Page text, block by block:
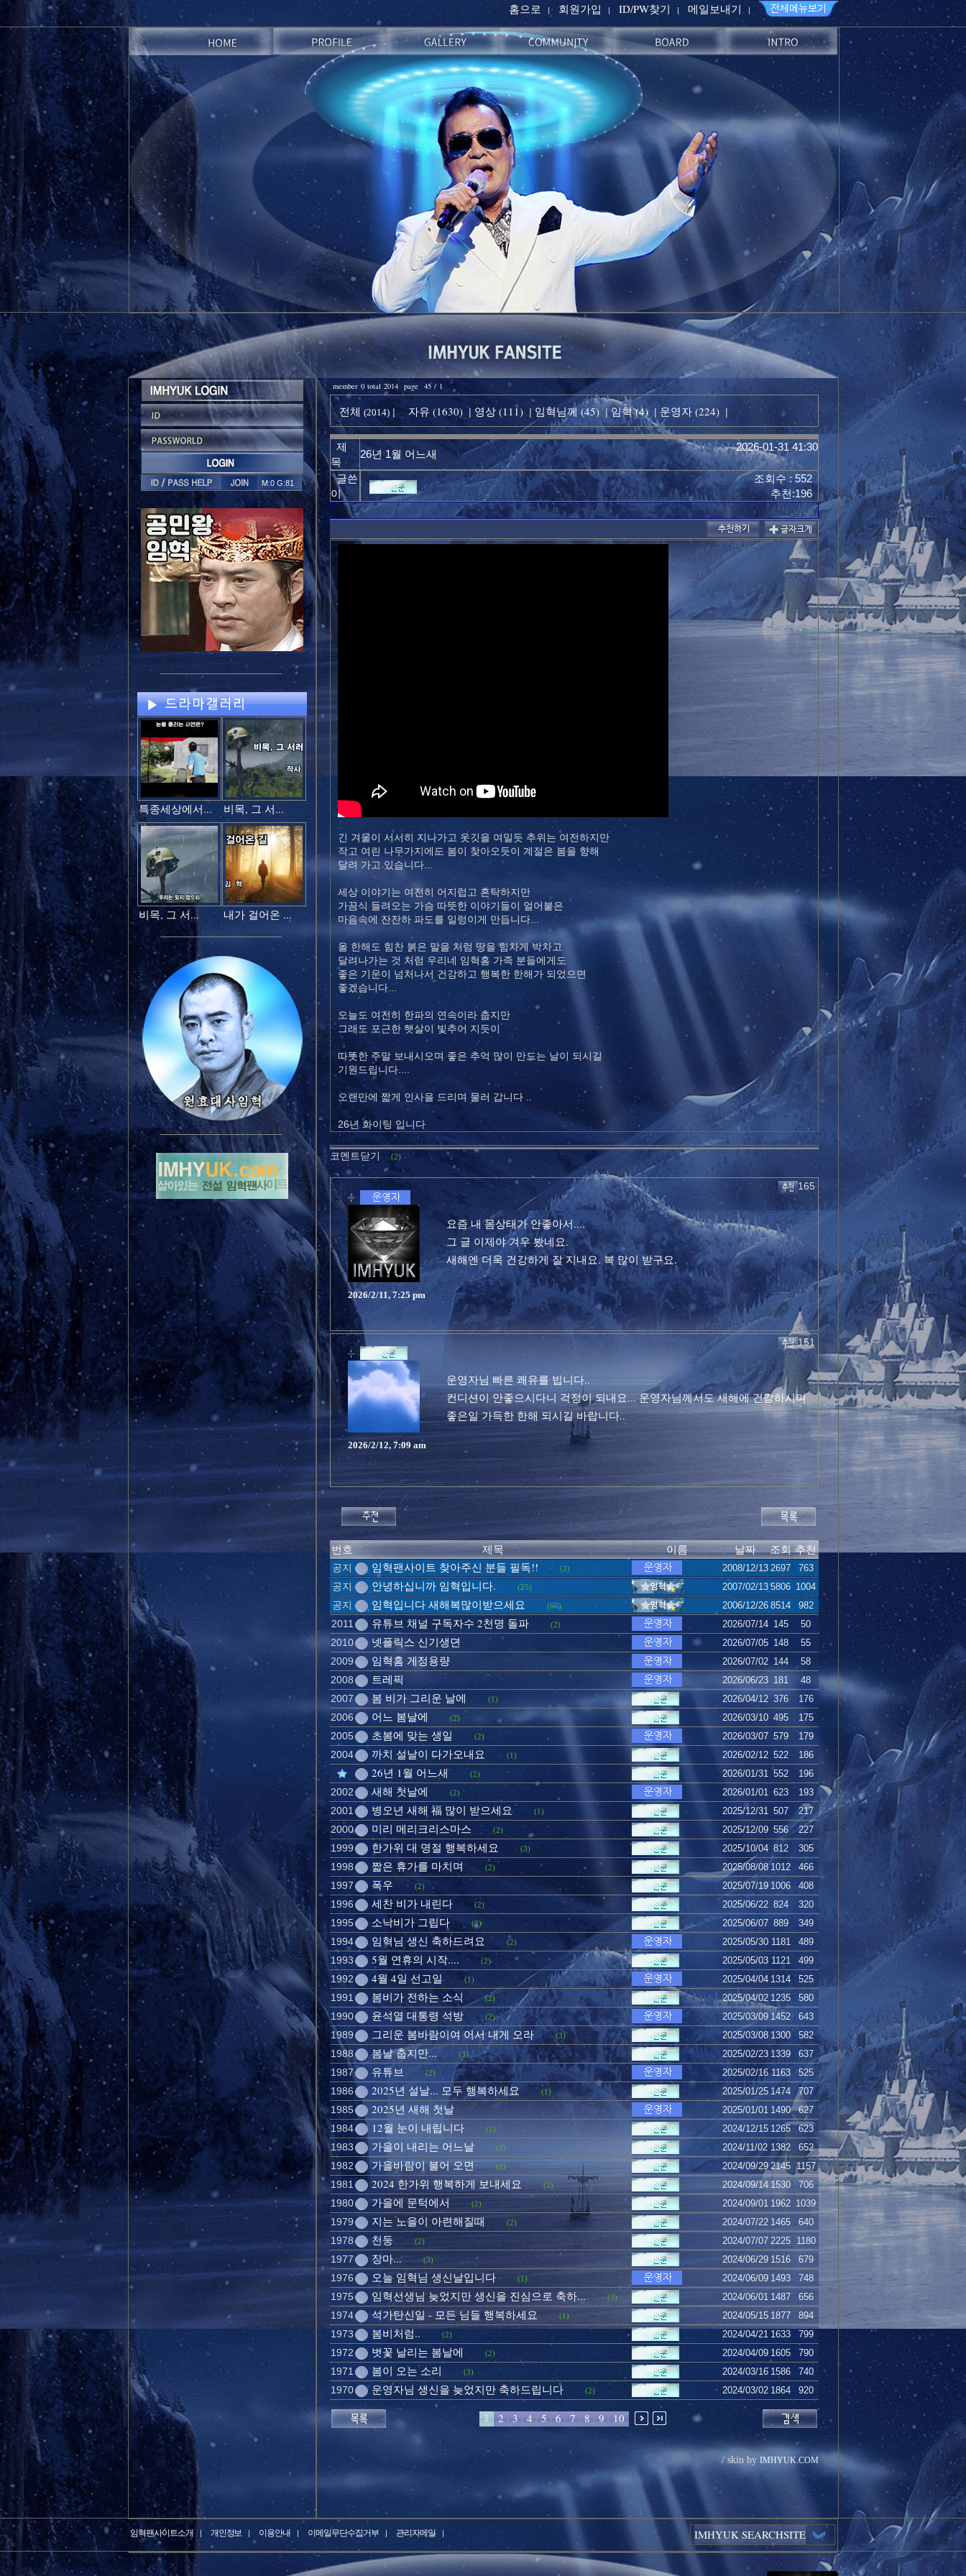
홈으로 회원가입 ID/PW찾기 메일보내기
M:0 G:81
특종세상에서... 비목, 그 서...
비목, 그 서... 내가 걸어온 ...
member 0 total 2014 page 45 / 1
전체 (2014)| 자유 (1630) | 영상 (111) | 임혁님께 (45) | 임혁 (4) | 운영자 (224) |
제
목
26년 1월 어느새
2026-01-31 41:30
글쓴
이
조회수 : 552
추천:196
긴 겨울이 서서히 지나가고 옷깃을 여밀듯 추위는 여전하지만
작고 여린 나무가지에도 봄이 찾아오듯이 계절은 봄을 향해
달려 가고 있습니다...
세상 이야기는 여전히 어지럽고 혼탁하지만
가끔식 들려오는 가슴 따뜻한 이야기들이 얼어붙은
마음속에 잔잔하 파도를 일렁이게 만듭니다...
올 한해도 힘찬 붉은 말을 처럼 땅을 힘차게 박차고
달려나가는 것 처럼 우리네 임혁홈 가족 분들에게도
좋은 기운이 넘처나서 건강하고 행복한 한해가 되었으면
좋겠습니다...
오늘도 여전히 한파의 연속이라 춥지만
그래도 포근한 햇살이 빛추어 지듯이
따뜻한 주말 보내시오며 좋은 추억 많이 만드는 날이 되시길
기원드립니다....
오랜만에 짧게 인사을 드리며 물러 갑니다 ..
26년 화이팅 입니다
코멘트닫기 (2)
2026/2/11, 7:25 pm
165
요즘 내 몸상태가 안좋아서....
그 글 이제야 겨우 봤네요.
새해엔 더욱 건강하게 잘 지내요. 복 많이 받구요.
2026/2/12, 7:09 am
151
운영자님 빠른 쾌유를 빕니다..
컨디션이 안좋으시다니 걱정이 되내요... 운영자님께서도 새해에 건강하시며
좋은일 가득한 한해 되시길 바랍니다..
번호 제목 이름 날짜 조회 추천
공지 임혁팬사이트 찾아주신 분들 필독!! (2) 2008/12/13 2697 763
공지 안녕하십니까 임혁입니다. (25) 2007/02/13 5806 1004
공지 임혁입니다 새해복많이받으세요 (66) 2006/12/26 8514 982
2011 유튜브 채널 구독자수 2천명 돌파 (2) 2026/07/14 145 50
2010 넷플릭스 신기생뎐 2026/07/05 148 55
2009 임혁홈 게정용량 2026/07/02 144 58
2008 트레픽 2026/06/23 181 48
2007 봄 비가 그리운 날에 (1) 2026/04/12 376 176
2006 어느 봄날에 (2) 2026/03/10 495 175
2005 초봄에 맞는 생일 (2) 2026/03/07 579 179
2004 까치 설날이 다가오내요 (1) 2026/02/12 522 186
26년 1월 어느새 (2) 2026/01/31 552 196
2002 새해 첫날에 (2) 2026/01/01 623 193
2001 병오년 새해 福 많이 받으세요 (1) 2025/12/31 507 217
2000 미리 메리크리스마스 (2) 2025/12/09 556 227
1999 한가위 대 명절 행복하세요 (3) 2025/10/04 812 305
1998 짧은 휴가를 마치며 (2) 2025/08/08 1012 466
1997 폭우 (2) 2025/07/19 1006 408
1996 세찬 비가 내린다 (2) 2025/06/22 824 320
1995 소낙비가 그립다 (2) 2025/06/07 889 349
1994 임혁님 생신 축하드려요 (2) 2025/05/30 1181 489
1993 5월 연휴의 시작.... (2) 2025/05/03 1121 499
1992 4월 4일 선고일 (1) 2025/04/04 1314 525
1991 봄비가 전하는 소식 (2) 2025/04/02 1235 580
1990 윤석열 대통령 석방 (2) 2025/03/09 1452 643
1989 그리운 봄바람이여 어서 내게 오라 (3) 2025/03/08 1300 582
1988 봄날 춥지만... (3) 2025/02/23 1339 637
1987 유튜브 (2) 2025/02/16 1163 525
1986 2025년 설날... 모두 행복하세요 (1) 2025/01/25 1474 707
1985 2025년 새해 첫날 2025/01/01 1490 627
1984 12월 눈이 내립니다 (1) 2024/12/15 1265 623
1983 가을이 내리는 어느날 (2) 2024/11/02 1382 652
1982 가을바람이 불어 오면 (2) 2024/09/29 2145 1157
1981 2024 한가위 행복하게 보내세요 (2) 2024/09/14 1530 706
1980 가을에 문턱에서 (2) 2024/09/01 1962 1039
1979 지는 노을이 아련해질때 (2) 2024/07/22 1465 640
1978 천둥 (2) 2024/07/07 2225 1180
1977 장마... (3) 2024/06/29 1516 679
1976 오늘 임혁님 생신날입니다 (1) 2024/06/09 1493 748
1975 임혁선생님 늦었지만 생신을 진심으로 축하... (3) 2024/06/01 1487 656
1974 석가탄신일 - 모든 님들 행복하세요 (1) 2024/05/15 1877 894
1973 봄비처럼.. (2) 2024/04/21 1633 799
1972 벗꽃 날리는 봄날에 (2) 2024/04/09 1605 790
1971 봄이 오는 소리 (3) 2024/03/16 1586 740
1970 운영자님 생신을 늦었지만 축하드립니다 (2) 2024/03/02 1864 920
1 2 3 4 5 6 7 8 9 10
/ skin by IMHYUK.COM
임혁팬사이트소개 개인정보 이용안내 이메일무단수집거부 관리자메일 IMHYUK SEARCHSITE